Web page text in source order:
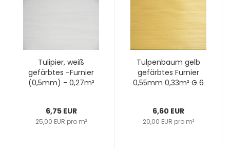
Tulipier, weiß
gefärbtes -Furnier
(0,5mm) - 0,27m²
6,75 EUR
25,00 EUR pro m²
Tulpenbaum gelb
gefärbtes Furnier
0,55mm 0,33m² G 6
6,60 EUR
20,00 EUR pro m²